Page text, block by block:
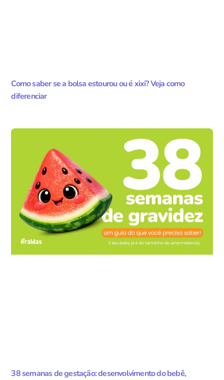
Como saber se a bolsa estourou ou é xixi? Veja como
diferenciar
38 semanas de gestação: desenvolvimento do bebê,